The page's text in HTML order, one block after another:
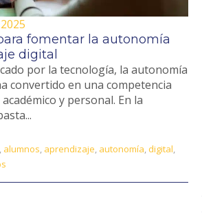
fomentar la autonomía
digital
por la tecnología, la autonomía
convertido en una competencia
y personal. En la
, alumnos, aprendizaje, autonomía, digital,